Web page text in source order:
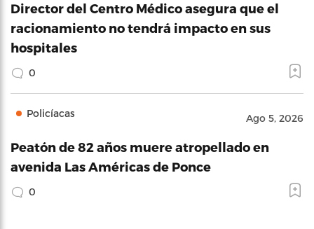
Director del Centro Médico asegura que el
racionamiento no tendrá impacto en sus
hospitales
0
Policíacas Ago 5, 2026
Peatón de 82 años muere atropellado en
avenida Las Américas de Ponce
0